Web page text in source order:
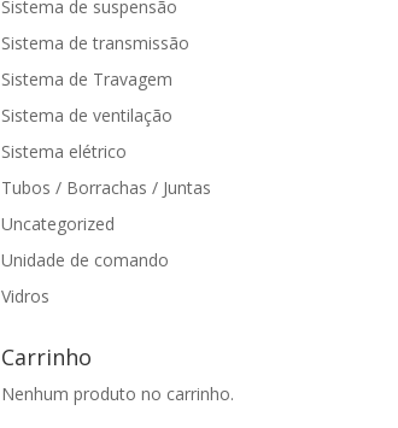
Sistema de suspensão
Sistema de transmissão
Sistema de Travagem
Sistema de ventilação
Sistema elétrico
Tubos / Borrachas / Juntas
Uncategorized
Unidade de comando
Vidros
Carrinho
Nenhum produto no carrinho.